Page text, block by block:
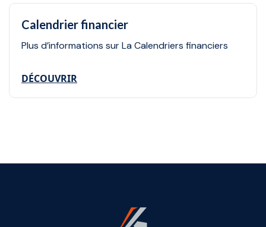
Calendrier financier
Plus d’informations sur La Calendriers financiers
DÉCOUVRIR